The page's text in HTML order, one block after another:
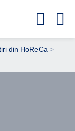
din HoReCa >